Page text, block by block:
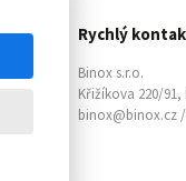
Rychlý
Binox s.r.o.
Křižíkova 220/91,
binox@binox.cz /